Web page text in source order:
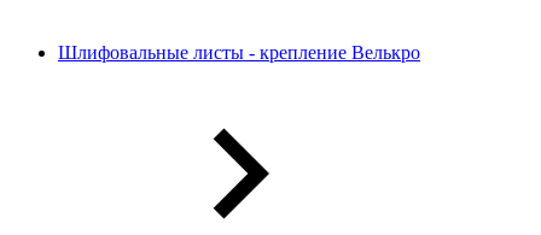
Шлифовальные листы - крепление Велькро